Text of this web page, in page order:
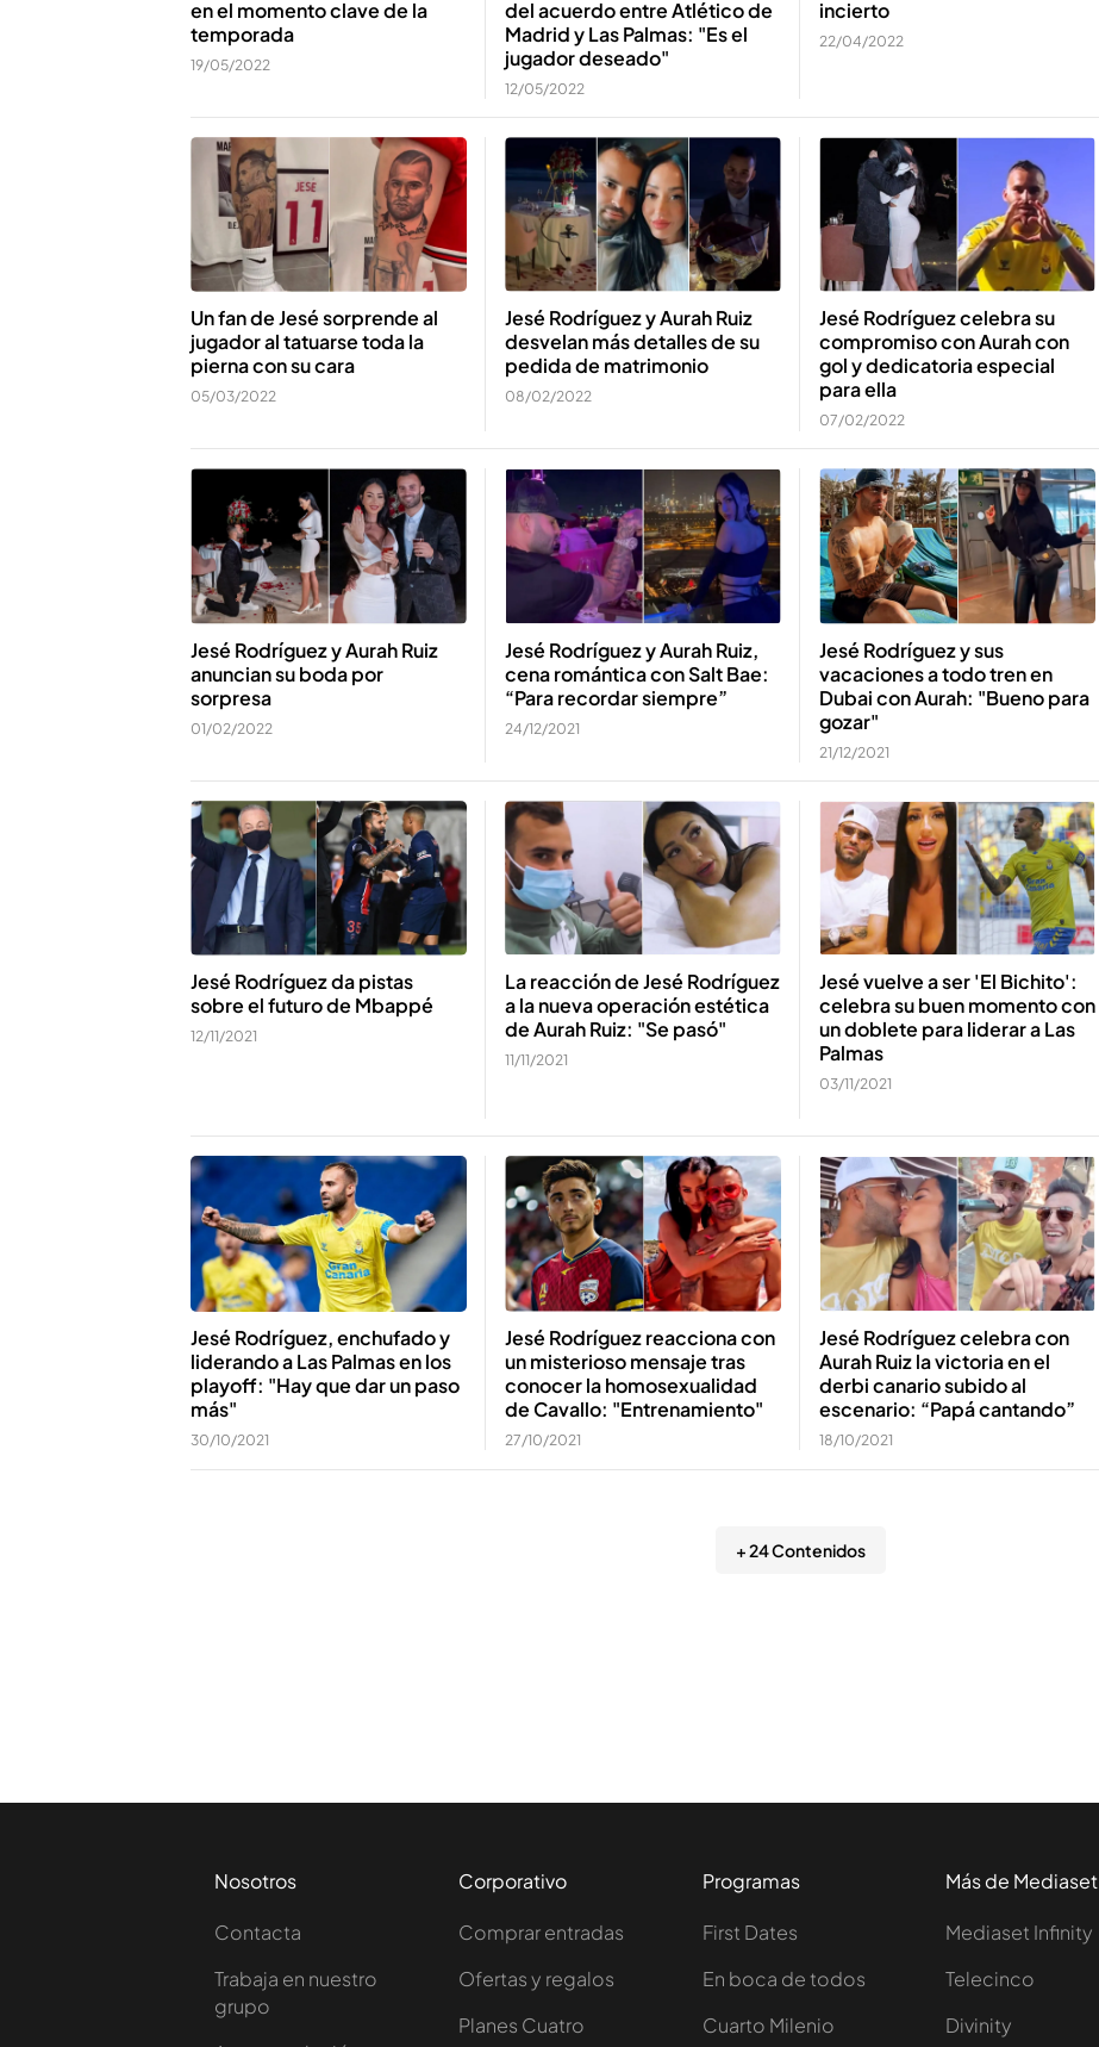
en el momento clave de la
temporada
19/05/2022
del acuerdo entre Atlético de
Madrid y Las Palmas: "Es el
jugador deseado"
12/05/2022
incierto
22/04/2022
Un fan de Jesé sorprende al
jugador al tatuarse toda la
pierna con su cara
05/03/2022
Jesé Rodríguez y Aurah Ruiz
desvelan más detalles de su
pedida de matrimonio
08/02/2022
Jesé Rodríguez celebra su
compromiso con Aurah con
gol y dedicatoria especial
para ella
07/02/2022
Jesé Rodríguez y Aurah Ruiz
anuncian su boda por
sorpresa
01/02/2022
Jesé Rodríguez y Aurah Ruiz,
cena romántica con Salt Bae:
“Para recordar siempre”
24/12/2021
Jesé Rodríguez y sus
vacaciones a todo tren en
Dubai con Aurah: "Bueno para
gozar"
21/12/2021
Jesé Rodríguez da pistas
sobre el futuro de Mbappé
12/11/2021
La reacción de Jesé Rodríguez
a la nueva operación estética
de Aurah Ruiz: "Se pasó"
11/11/2021
Jesé vuelve a ser 'El Bichito':
celebra su buen momento con
un doblete para liderar a Las
Palmas
03/11/2021
Jesé Rodríguez, enchufado y
liderando a Las Palmas en los
playoff: "Hay que dar un paso
más"
30/10/2021
Jesé Rodríguez reacciona con
un misterioso mensaje tras
conocer la homosexualidad
de Cavallo: "Entrenamiento"
27/10/2021
Jesé Rodríguez celebra con
Aurah Ruiz la victoria en el
derbi canario subido al
escenario: “Papá cantando”
18/10/2021
+ 24 Contenidos
Nosotros
Contacta
Trabaja en nuestro
grupo
Corporativo
Comprar entradas
Ofertas y regalos
Planes Cuatro
Programas
First Dates
En boca de todos
Cuarto Milenio
Más de Mediaset
Mediaset Infinity
Telecinco
Divinity